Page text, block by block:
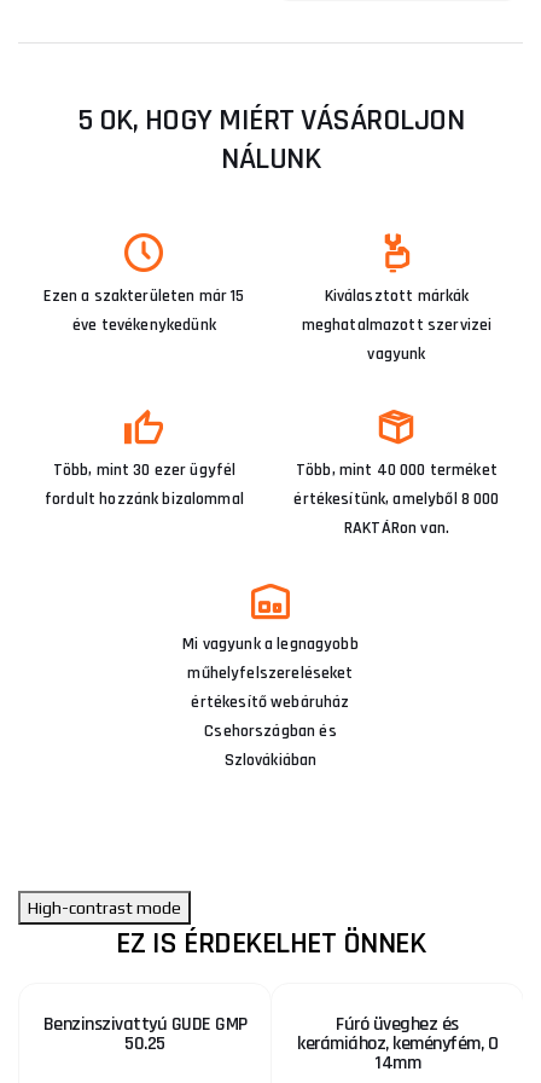
5 OK, HOGY MIÉRT VÁSÁROLJON
NÁLUNK
Ezen a szakterületen már 15
éve tevékenykedünk
Kiválasztott márkák
meghatalmazott szervizei
vagyunk
Több, mint 30 ezer ügyfél
fordult hozzánk bizalommal
Több, mint 40 000 terméket
értékesítünk, amelyből 8 000
RAKTÁRon van.
Mi vagyunk a legnagyobb
műhelyfelszereléseket
értékesítő webáruház
Csehországban és
Szlovákiában
High-contrast mode
EZ IS ÉRDEKELHET ÖNNEK
Benzinszivattyú GUDE GMP
50.25
Fúró üveghez és
kerámiához, keményfém, O
14mm